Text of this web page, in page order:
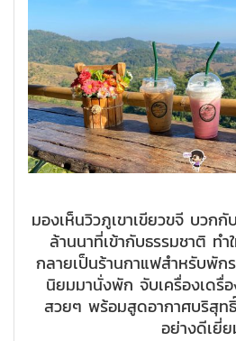
มองเห็นวิวภูเขาเขียวขจี บวก
ล้านนาที่เข้ากับธรรมชาติ ทำ
กลายเป็นร้านกาแฟสำหรับพัก
นิยมมานั่งพัก จับเครื่องเดรื่
สวยๆ พร้อมสูดอากาศบริสุท
อย่างดีเยี่